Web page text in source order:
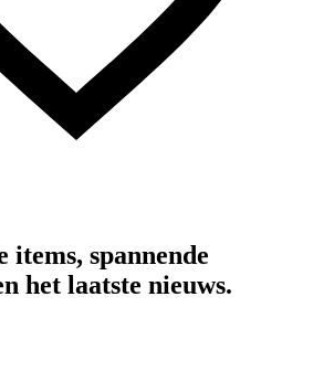
items, spannende
het laatste nieuws.